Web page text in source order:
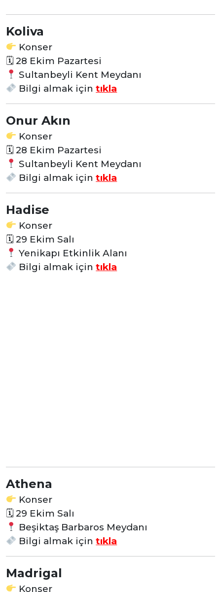
Koliva
Konser
🗓 28 Ekim Pazartesi
Sultanbeyli Kent Meydanı
Bilgi almak için tıkla
Onur Akın
Konser
🗓 28 Ekim Pazartesi
Sultanbeyli Kent Meydanı
Bilgi almak için tıkla
Hadise
Konser
🗓 29 Ekim Salı
Yenikapı Etkinlik Alanı
Bilgi almak için tıkla
Athena
Konser
🗓 29 Ekim Salı
Beşiktaş Barbaros Meydanı
Bilgi almak için tıkla
Madrigal
Konser